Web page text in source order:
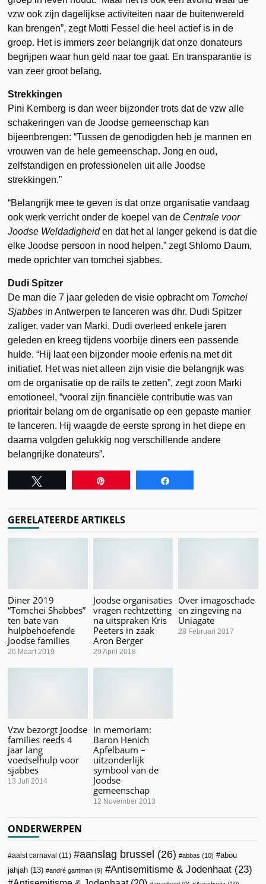
vzw ook zijn dagelijkse activiteiten naar de buitenwereld
kan brengen”, zegt Motti Fessel die heel actief is in de
groep. Het is immers zeer belangrijk dat onze donateurs
begrijpen waar hun geld naar toe gaat. En transparantie is
van zeer groot belang.
Strekkingen
Pini Kernberg is dan weer bijzonder trots dat de vzw alle
schakeringen van de Joodse gemeenschap kan
bijeenbrengen: “Tussen de genodigden heb je mannen en
vrouwen van de hele gemeenschap. Jong en oud,
zelfstandigen en professionelen uit alle Joodse
strekkingen.”
“Belangrijk mee te geven is dat onze organisatie vandaag
ook werk verricht onder de koepel van de Centrale voor
Joodse Weldadigheiden dat het al langer gekend is dat die
elke Joodse persoon in nood helpen.” zegt Shlomo Daum,
mede oprichter van tomchei sjabbes.
Dudi Spitzer
De man die 7 jaar geleden de visie opbracht om Tomchei
Sjabbes in Antwerpen te lanceren was dhr. Dudi Spitzer
zaliger, vader van Marki. Dudi overleed enkele jaren
geleden en kreeg tijdens voorbije diners een passende
hulde. “Hij laat een bijzonder mooie erfenis na met dit
initiatief. Het was niet alleen zijn visie die belangrijk was
om de organisatie op de rails te zetten”, zegt zoon Marki
emotioneel, “vooral zijn financiële contributie was van
prioritair belang om de organisatie op een gepaste manier
te lanceren. Hij waagde de eerste sprong in het diepe en
daarna volgden gelukkig nog verschillende andere
belangrijke donateurs”.
GERELATEERDE ARTIKELS
Diner 2019
“Tomchei Shabbes”
ten bate van
hulpbehoefende
Joodse families
26 Maart 2019
Joodse organisaties
vragen rechtzetting
na uitspraken Kris
Peeters in zaak
Aron Berger
29 April 2018
Over imagoschade
en zingeving na
Uniagate
28 Februari 2017
Vzw bezorgt Joodse
families reeds 4
jaar lang
voedselhulp voor
sjabbes
13 Juli 2014
In memoriam:
Baron Henich
Apfelbaum –
uitzonderlijk
symbool van de
Joodse
gemeenschap
12 November 2013
ONDERWERPEN
aalst carnaval (11) aanslag brussel (26) abbas (10)
abou
jahjah (13) andré gantman (9) Antisemitisme & Jodenhaat (23)